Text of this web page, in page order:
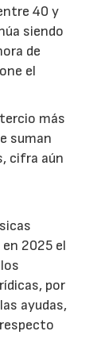
40 y
siendo
de
el
más
suman
cifra aún
2025 el
por
ayudas,